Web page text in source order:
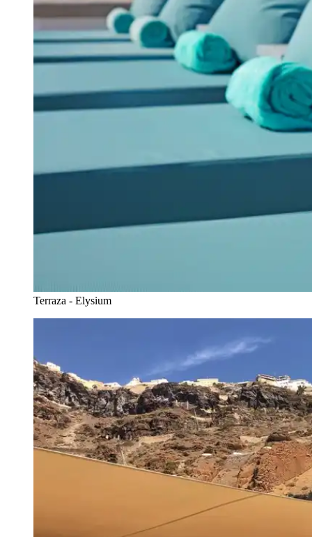
Terraza - Elysium